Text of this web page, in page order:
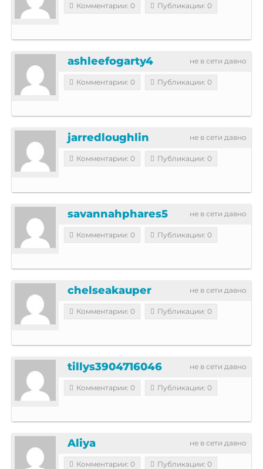
Комментарии: 0 Публикации: 0
не в сети давно
ashleefogarty4
Комментарии: 0 Публикации: 0
не в сети давно
jarredloughlin
Комментарии: 0 Публикации: 0
не в сети давно
savannahphares5
Комментарии: 0 Публикации: 0
не в сети давно
chelseakauper
Комментарии: 0 Публикации: 0
не в сети давно
tillys3904716046
Комментарии: 0 Публикации: 0
не в сети давно
Aliya
Комментарии: 0 Публикации: 0